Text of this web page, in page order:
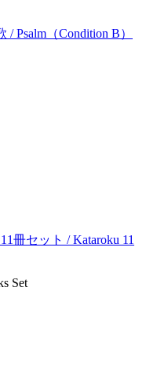
Set